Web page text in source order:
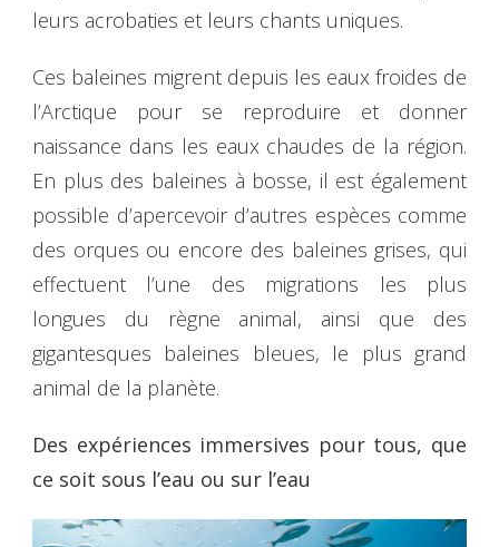
leurs acrobaties et leurs chants uniques.
Ces baleines migrent depuis les eaux froides de
l’Arctique pour se reproduire et donner
naissance dans les eaux chaudes de la région.
En plus des baleines à bosse, il est également
possible d’apercevoir d’autres espèces comme
des orques ou encore des baleines grises, qui
effectuent l’une des migrations les plus
longues du règne animal, ainsi que des
gigantesques baleines bleues, le plus grand
animal de la planète.
Des expériences immersives pour tous, que
ce soit sous l’eau ou sur l’eau